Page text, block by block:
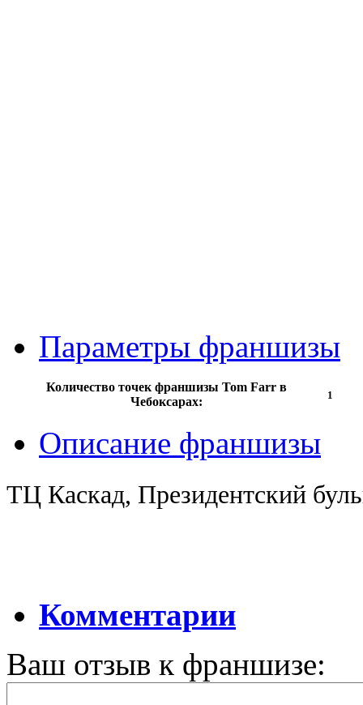
Параметры франшизы
Количество точек франшизы Tom Farr в
Чебоксарах:
1
Описание франшизы
ТЦ Каскад, Президентский
Комментарии
Ваш отзыв к франшизе: